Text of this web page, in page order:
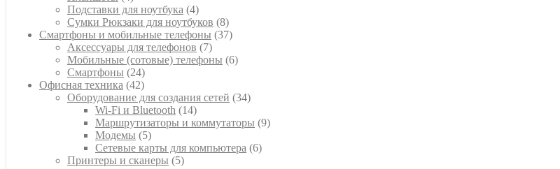
товара
Подставки для ноутбука 44
товара
Сумки Рюкзаки для ноутбуков 88
товаров
Смартфоны и мобильные телефоны 3737
Аксессуары для телефонов 77
товаров
Мобильные (сотовые) телефоны 66
Смартфоны 2424
товара
Офисная техника 4242
товара
Оборудование для создания сетей 3434
Wi-Fi и Bluetooth 1414
товаров
Маршрутизаторы и коммутаторы 99
Модемы 55
товаров
Сетевые карты для компьютера 66
Принтеры и сканеры 55